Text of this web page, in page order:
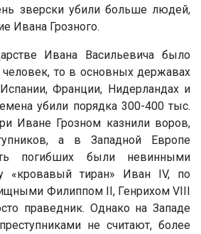
зверски убили больше людей,
Ивана Грозного.
Ивана Васильевича было
человек, то в основных державах
Франции, Нидерландах и
убили порядка 300-400 тыс.
Иване Грозном казнили воров,
а в Западной Европе
погибших были невинными
«кровавый тиран» Иван IV, по
Филиппом II, Генрихом VIII
праведник. Однако на Западе
не считают, более